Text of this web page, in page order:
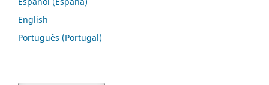
English
Português (Portugal)